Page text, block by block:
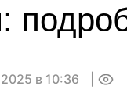
в 10:36